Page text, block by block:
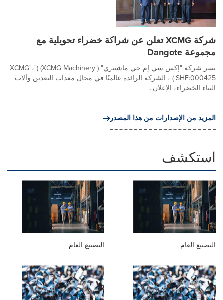
شركة XCMG تعلن عن شراكة خضراء تحويلية مع
مجموعة Dangote
يسر شركة "إكس سي إم جي ماشينري" ( XCMG Machinery) ("XCMG"،
SHE:000425 ) ، الشركة الرائدة عالميًا في مجال معدات التعدين وآلات
البناء الخضراء، الإعلان...
المزيد من الإصدارات من هذا المصدر
استكشف
التصنيع العام التصنيع العام